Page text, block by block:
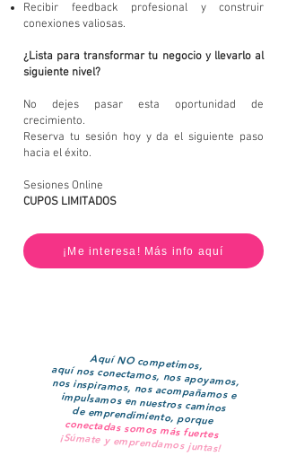
Recibir feedback profesional y construir
conexiones valiosas.
¿Lista para transformar tu negocio y llevarlo al
siguiente nivel?
No dejes pasar esta oportunidad de
crecimiento.
Reserva tu sesión hoy y da el siguiente paso
hacia el éxito.
Sesiones Online
CUPOS LIMITADOS
¡Me interesa! Más info aquí
Aquí NO competimos,
aquí nos conectamos, nos apoyamos,
nos inspiramos, nos acompañamos e impulsamos en nuestros caminos
de emprendimiento, porque
conectadas somos más fuertes
¡Súmate y emprendamos juntas!